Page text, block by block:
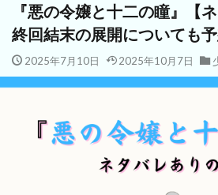
『悪の令嬢と十二の瞳』【
終回結末の展開についても
2025年7月10日 2025年10月7日